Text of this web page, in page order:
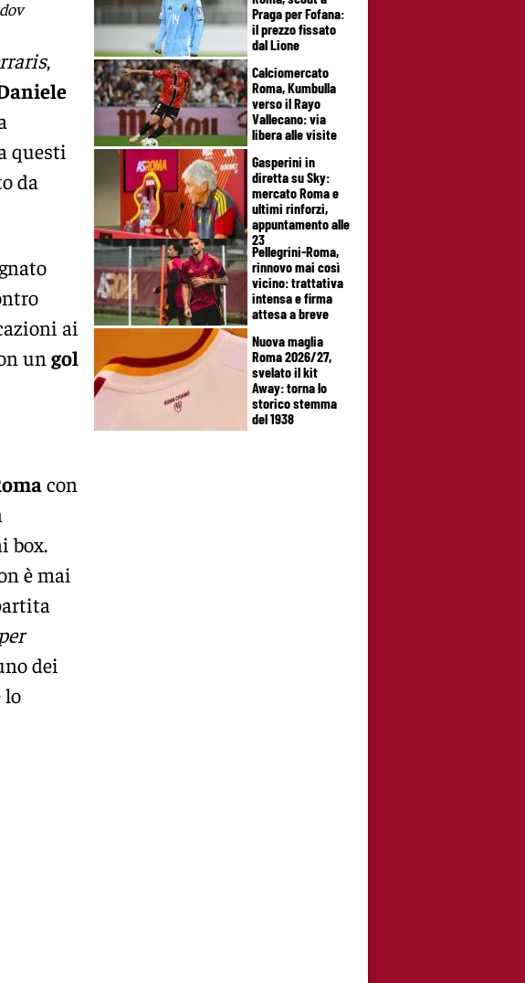
,
questi
da
ai
un gol
con
box.
è mai
dei
lo
Praga per Fofana:
il prezzo fissato
dal Lione
Calciomercato
Roma, Kumbulla
verso il Rayo
Vallecano: via
libera alle visite
Gasperini in
diretta su Sky:
mercato Roma e
ultimi rinforzi,
appuntamento alle
23
Pellegrini-Roma,
rinnovo mai così
vicino: trattativa
intensa e firma
attesa a breve
Nuova maglia
Roma 2026/27,
svelato il kit
Away: torna lo
storico stemma
del 1938